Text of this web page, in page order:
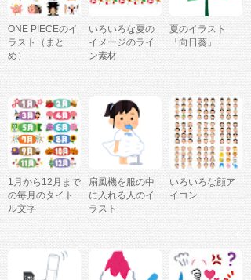
ONE PIECEのイ
ラスト（まと
め）
いろいろな夏の
イメージのライ
ン素材
夏のイラスト
「向日葵」
1月から12月まで
の毎月のタイト
ル文字
扇風機を服の中
に入れる人のイ
ラスト
いろいろな顔ア
イコン